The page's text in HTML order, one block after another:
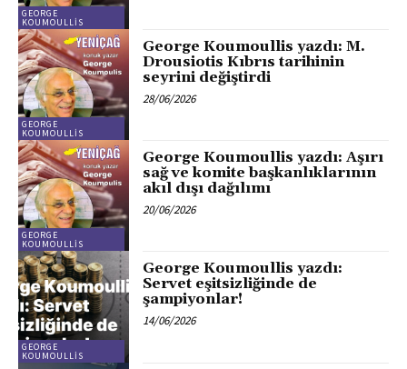
GEORGE
KOUMOULLIS
GEORGE
KOUMOULLIS
George Koumoullis yazdı: M.
Drousiotis Kıbrıs tarihinin
seyrini değiştirdi
28/06/2026
GEORGE
KOUMOULLIS
George Koumoullis yazdı: Aşırı
sağ ve komite başkanlıklarının
akıl dışı dağılımı
20/06/2026
GEORGE
KOUMOULLIS
George Koumoullis yazdı:
Servet eşitsizliğinde de
şampiyonlar!
14/06/2026